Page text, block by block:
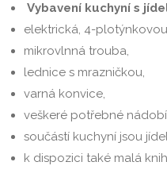
Vybavení kuchyní s
elektrická, 4-
mikrovlnná trouba,
lednice s mrazničkou,
varná konvice,
veškeré potřebné
součástí kuchyní jsou
k dispozici také malá